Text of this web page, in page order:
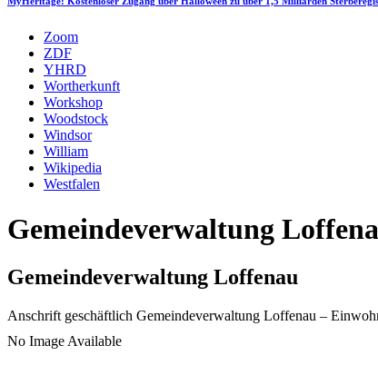
Zoom
ZDF
YHRD
Wortherkunft
Workshop
Woodstock
Windsor
William
Wikipedia
Westfalen
Gemeindeverwaltung
Gemeindeverwaltung Loffenau
Anschrift geschäftlich Gemeindeverwaltung Loffenau –
No Image Available